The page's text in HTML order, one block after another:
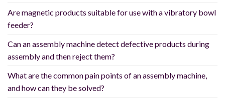
Are magnetic products suitable for use with a vibratory bowl
feeder?
Can an assembly machine detect defective products during
assembly and then reject them?
What are the common pain points of an assembly machine,
and how can they be solved?